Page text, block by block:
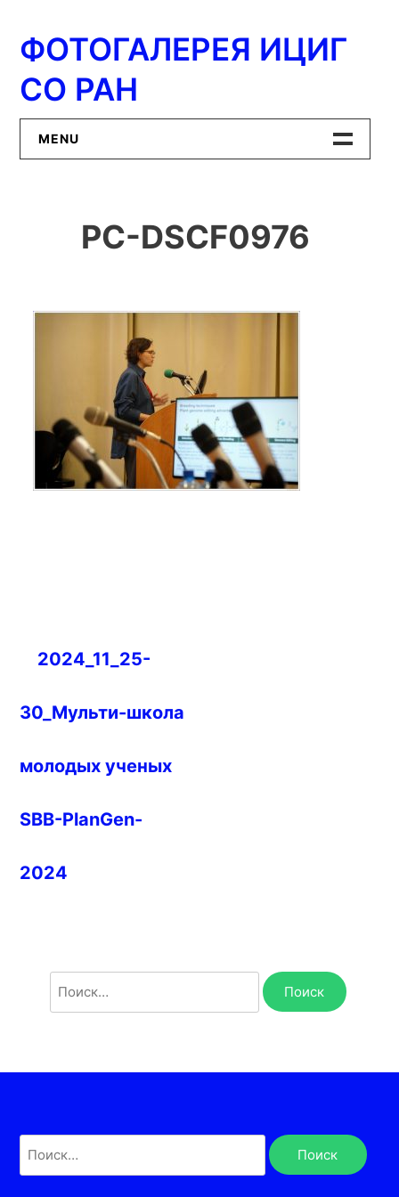
содержимому
ФОТОГАЛЕРЕЯ ИЦИГ
СО РАН
MENU
ИЦиГ СО РАН
PC-DSCF0976
Навигация
записям
2024_11_25-
30_Мульти-школа
молодых ученых
SBB-PlanGen-
2024
Найти: